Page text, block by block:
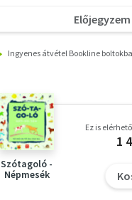
Előjegyzem
Ingyenes átvétel Bookline
Szótagoló -
Népmesék
Ez is
1